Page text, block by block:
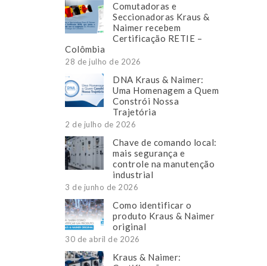
Comutadoras e
Seccionadoras Kraus &
Naimer recebem
Certificação RETIE –
Colômbia
28 de julho de 2026
DNA Kraus & Naimer:
Uma Homenagem a Quem
Constrói Nossa
Trajetória
2 de julho de 2026
Chave de comando local:
mais segurança e
controle na manutenção
industrial
3 de junho de 2026
Como identificar o
produto Kraus & Naimer
original
30 de abril de 2026
Kraus & Naimer: